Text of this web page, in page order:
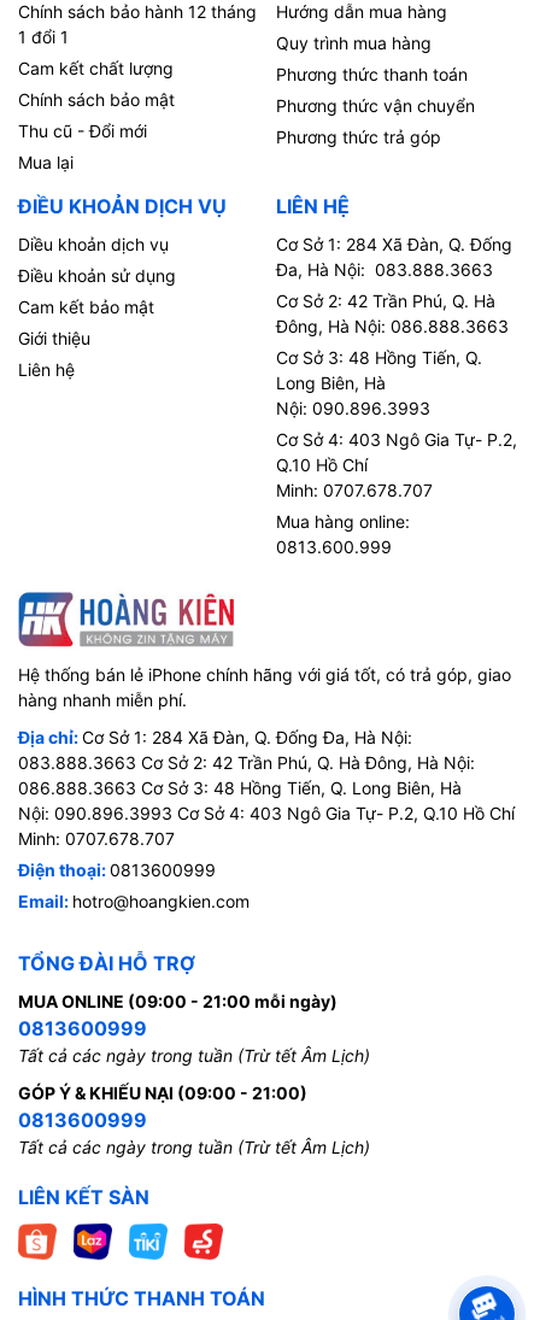
Chính sách bảo hành 12 tháng
1 đổi 1
Cam kết chất lượng
Chính sách bảo mật
Thu cũ - Đổi mới
Mua lại
Hướng dẫn mua hàng
Quy trình mua hàng
Phương thức thanh toán
Phương thức vận chuyển
Phương thức trả góp
ĐIỀU KHOẢN DỊCH VỤ
Diều khoản dịch vụ
Điều khoản sử dụng
Cam kết bảo mật
Giới thiệu
Liên hệ
LIÊN HỆ
Cơ Sở 1: 284 Xã Đàn, Q. Đống
Đa, Hà Nội: 083.888.3663
Cơ Sở 2: 42 Trần Phú, Q. Hà
Đông, Hà Nội: 086.888.3663
Cơ Sở 3: 48 Hồng Tiến, Q.
Long Biên, Hà
Nội: 090.896.3993
Cơ Sở 4: 403 Ngô Gia Tự- P.2,
Q.10 Hồ Chí
Minh: 0707.678.707
Mua hàng online:
0813.600.999
Hệ thống bán lẻ iPhone chính hãng với giá tốt, có trả góp, giao
hàng nhanh miễn phí.
Địa chỉ:Cơ Sở 1: 284 Xã Đàn, Q. Đống Đa, Hà Nội:
083.888.3663 Cơ Sở 2: 42 Trần Phú, Q. Hà Đông, Hà Nội:
086.888.3663 Cơ Sở 3: 48 Hồng Tiến, Q. Long Biên, Hà
Nội: 090.896.3993 Cơ Sở 4: 403 Ngô Gia Tự- P.2, Q.10 Hồ Chí
Minh: 0707.678.707
Điện thoại:0813600999
Email: hotro@hoangkien.com
TỔNG ĐÀI HỖ TRỢ
MUA ONLINE (09:00 - 21:00 mỗi ngày)
0813600999
Tất cả các ngày trong tuần (Trừ tết Âm Lịch)
GÓP Ý & KHIẾU NẠI (09:00 - 21:00)
0813600999
Tất cả các ngày trong tuần (Trừ tết Âm Lịch)
LIÊN KẾT SÀN
HÌNH THỨC THANH TOÁN